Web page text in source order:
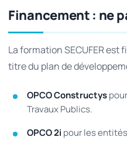
Financement : ne
La formation SECUFER est
titre du plan de
OPCO Constructys
Travaux Publics.
OPCO 2i pour les